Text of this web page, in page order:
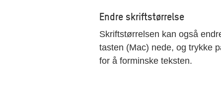
Endre skriftstørrelse
Skriftstørrelsen kan også
tasten (Mac) nede, og trykke
for å forminske teksten.